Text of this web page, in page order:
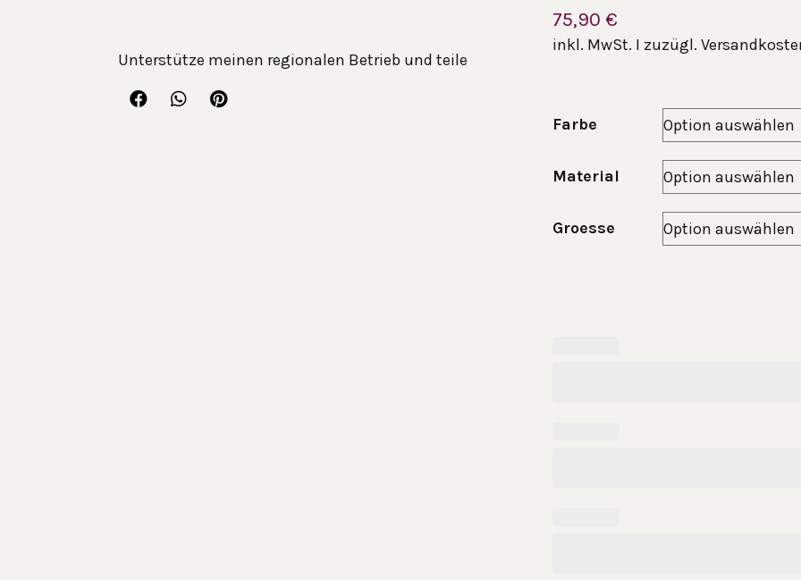
Unterstütze meinen regionalen Betrieb und teile
75,90 €
inkl. MwSt. I zuzügl.
Farbe
Material
Groesse